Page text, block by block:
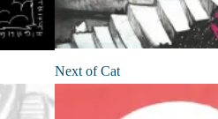
Next of Cat